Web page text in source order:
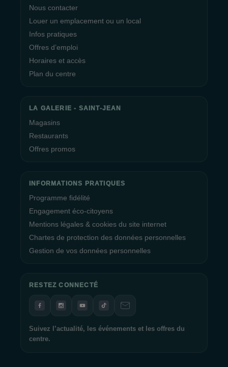
Nous contacter
Louer un emplacement ou un local
Infos pratiques
Offres d’emploi
Horaires et accès
Plan du centre
LA GALERIE - SAINT-JEAN
Magasins
Restaurants
Offres promos
INFORMATIONS PRATIQUES
Programme fidélité
Engagement éco-citoyens
Mentions légales & cookies du site internet
Chartes de protection des données personnelles
Gestion de vos données personnelles
RESTEZ CONNECTÉ
Suivez l’actualité, les événements et les offres du
centre.